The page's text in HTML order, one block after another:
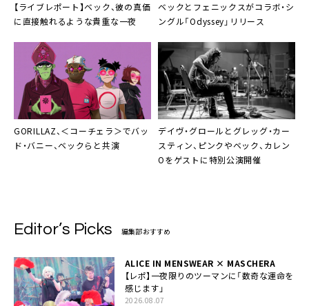
【ライブレポート】ベック、彼の真価
に直接触れるような貴重な一夜
ベックとフェニックスがコラボ・シ
ングル「Odyssey」リリース
GORILLAZ、＜コーチェラ＞でバッ
ド・バニー、ベックらと共演
デイヴ・グロール と グレッグ・カー
スティン、ピンクやベック、カレン
Oをゲストに特別公演開催
Editor’s Picks 編集部おすすめ
ALICE IN MENSWEAR × MASCHERA
【レポ】一夜限りのツーマンに「数奇な運命を
感じます」
2026.08.07